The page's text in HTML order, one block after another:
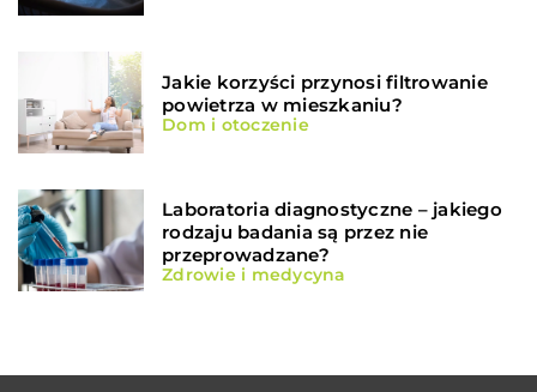
Jakie korzyści przynosi filtrowanie
powietrza w mieszkaniu?
Dom i otoczenie
Laboratoria diagnostyczne – jakiego
rodzaju badania są przez nie
przeprowadzane?
Zdrowie i medycyna